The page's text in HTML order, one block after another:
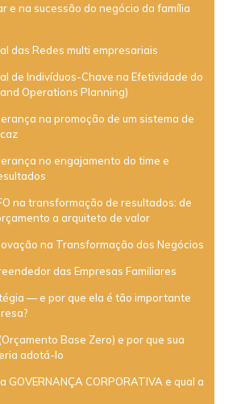
e na sucessão do negócio da família
das Redes multi empresariais
de Indivíduos-Chave na Efetividade do
Operations Planning)
na promoção de um sistema de
no engajamento do time e
na transformação de resultados: de
a arquiteto de valor
na Transformação dos Negócios
das Empresas Familiares
— e por que ela é tão importante
Base Zero) e por que sua
adotá-lo
GOVERNANÇA CORPORATIVA e qual a